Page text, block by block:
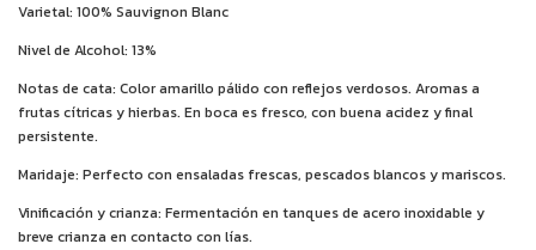
Varietal: 100% Sauvignon Blanc
Nivel de Alcohol: 13%
Notas de cata: Color amarillo pálido con reflejos verdosos. Aromas a
frutas cítricas y hierbas. En boca es fresco, con buena acidez y final
persistente.
Maridaje: Perfecto con ensaladas frescas, pescados blancos y mariscos.
Vinificación y crianza: Fermentación en tanques de acero inoxidable y
breve crianza en contacto con lías.